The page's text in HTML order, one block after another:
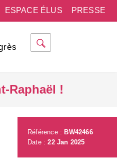
PRESSE
ESPACE ÉLUS
Raphaël !
Référence : BW42466
Date :22 Jan 2025